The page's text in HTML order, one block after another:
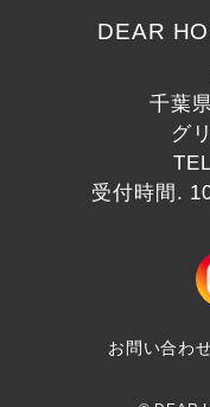
DEAR
千葉
グ
受付時間.
お問い合わ